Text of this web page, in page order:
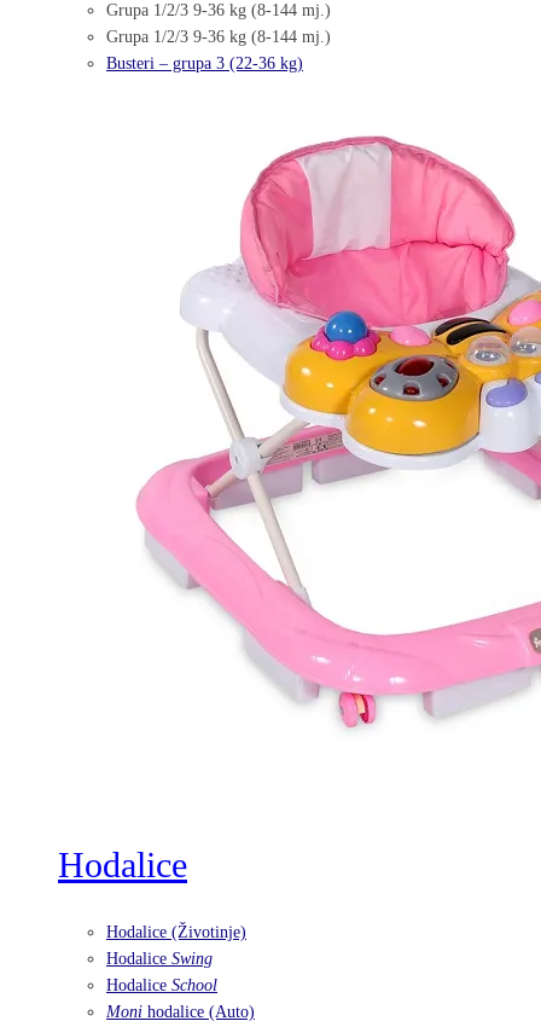
Grupa 1/2/3 9-36 kg (8-144 mj.)
Grupa 1/2/3 9-36 kg (8-144 mj.)
Busteri – grupa 3 (22-36 kg)
Hodalice
Hodalice (Životinje)
Hodalice Swing
Hodalice School
Moni hodalice (Auto)